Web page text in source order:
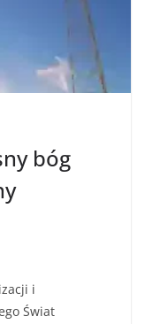
bóg
i
Świat